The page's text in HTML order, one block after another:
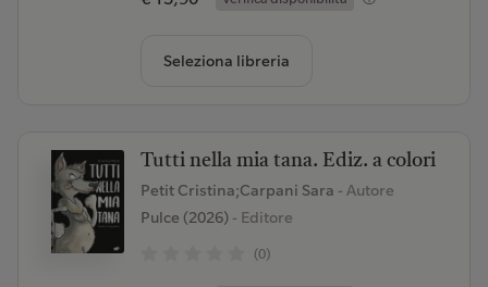
Seleziona libreria
Tutti nella mia tana. Ediz. a colori
Petit Cristina;Carpani Sara - Autore
Pulce (2026)- Editore
(0)